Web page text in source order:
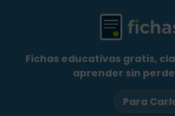
Fichas educativas gratis,
aprender sin
Para